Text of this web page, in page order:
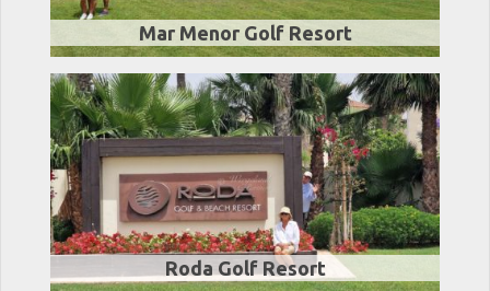
Mar Menor Golf Resort
Roda Golf Resort